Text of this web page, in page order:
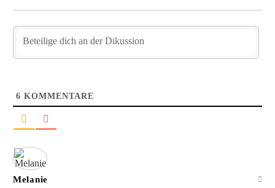
6 KOMMENTARE
Melanie